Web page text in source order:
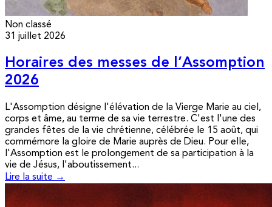
Non classé
31 juillet 2026
Horaires des messes de l’Assomption
2026
L'Assomption désigne l'élévation de la Vierge Marie au ciel,
corps et âme, au terme de sa vie terrestre. C'est l'une des
grandes fêtes de la vie chrétienne, célébrée le 15 août, qui
commémore la gloire de Marie auprès de Dieu. Pour elle,
l'Assomption est le prolongement de sa participation à la
vie de Jésus, l'aboutissement...
Lire la suite →